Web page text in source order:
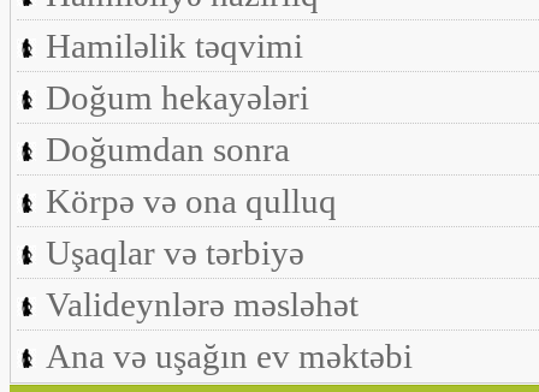
Hamiləlik təqvimi
Doğum hekayələri
Doğumdan sonra
Körpə və ona qulluq
Uşaqlar və tərbiyə
Valideynlərə məsləhət
Ana və uşağın ev məktəbi